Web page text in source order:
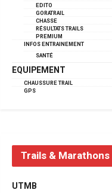
EDITO
GORATRAIL
CHASSE
RÉSULTATS TRAILS
PREMIUM
INFOS ENTRAINEMENT
SANTÉ
EQUIPEMENT
CHAUSSURE TRAIL
GPS
Trails & Marathons
UTMB